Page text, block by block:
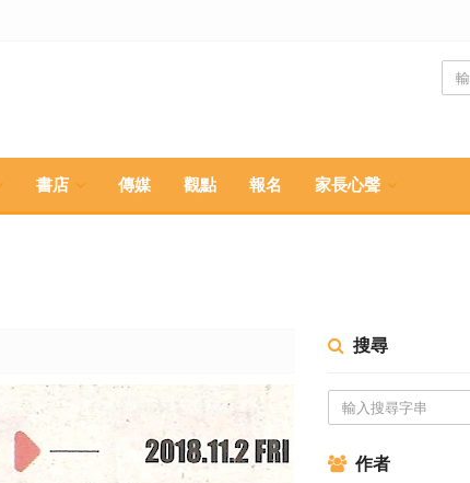
書店 傳媒 觀點 報名 家長心聲
搜尋
作者